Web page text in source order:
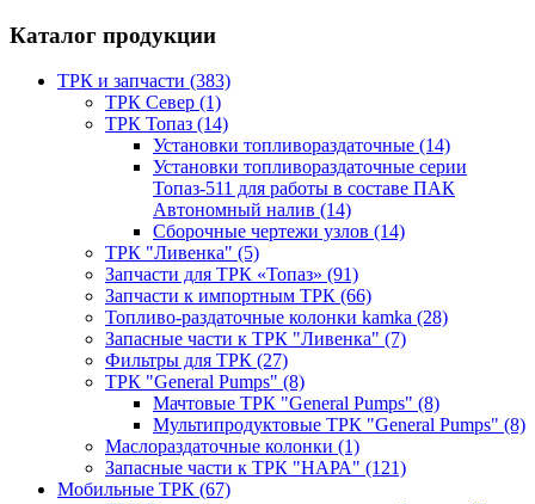
Каталог продукции
ТРК и запчасти (383)
ТРК Север (1)
ТРК Топаз (14)
Установки топливораздаточные (14)
Установки топливораздаточные серии
Топаз-511 для работы в составе ПАК
Автономный налив (14)
Сборочные чертежи узлов (14)
ТРК "Ливенка" (5)
Запчасти для ТРК «Топаз» (91)
Запчасти к импортным ТРК (66)
Топливо-раздаточные колонки kamka (28)
Запасные части к ТРК "Ливенка" (7)
Фильтры для ТРК (27)
ТРК "General Pumps" (8)
Мачтовые ТРК "General Pumps" (8)
Мультипродуктовые ТРК "General Pumps" (8)
Маслораздаточные колонки (1)
Запасные части к ТРК "НАРА" (121)
Мобильные ТРК (67)